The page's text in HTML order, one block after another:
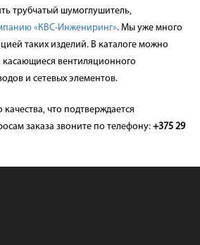
трубчатый шумоглушитель,
«КВС-Инжениринг». Мы уже много
таких изделий. В каталоге можно
касающиеся вентиляционного
и сетевых элементов.
что подтверждается
заказа звоните по телефону: +375 29